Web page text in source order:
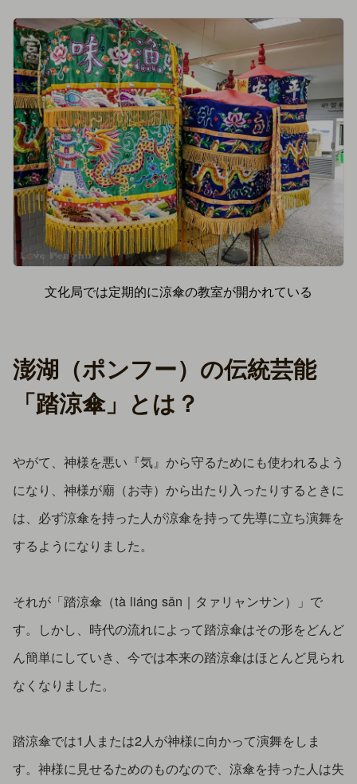
文化局では定期的に涼傘の教室が開かれている
澎湖（ポンフー）の伝統芸能
「踏涼傘」とは？
やがて、神様を悪い『気』から守るためにも使われるよう
になり、神様が廟（お寺）から出たり入ったりするときに
は、必ず涼傘を持った人が涼傘を持って先導に立ち演舞を
するようになりました。
それが「踏涼傘（tà liáng sǎn｜タァリャンサン）」で
す。しかし、時代の流れによって踏涼傘はその形をどんど
ん簡単にしていき、今では本来の踏涼傘はほとんど見られ
なくなりました。
踏涼傘では1人または2人が神様に向かって演舞をしま
す。神様に見せるためのものなので、涼傘を持った人は失